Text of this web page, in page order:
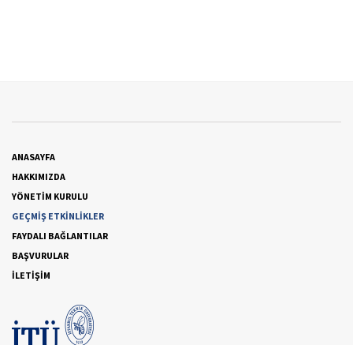
ANASAYFA
HAKKIMIZDA
YÖNETİM KURULU
GEÇMİŞ ETKİNLİKLER
FAYDALI BAĞLANTILAR
BAŞVURULAR
İLETİŞİM